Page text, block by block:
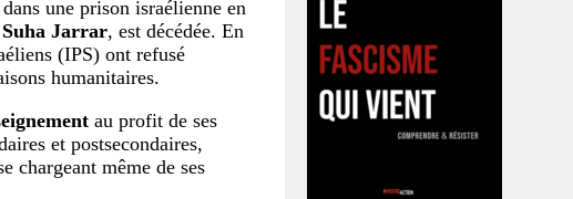
une prison israélienne en
Suha Jarrar, est décédée. En
(IPS) ont refusé
humanitaires.
au profit de ses
et postsecondaires,
chargeant même de ses